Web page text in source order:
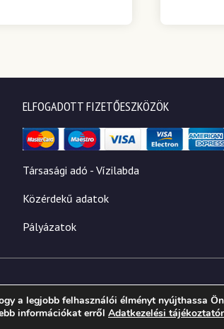
ELFOGADOTT FIZETŐESZKÖZÖK
Társasági adó - Vízilabda
Közérdekű adatok
Pályázatok
a legjobb felhasználói élményt nyújthassa
információkat erről Adatkezelési